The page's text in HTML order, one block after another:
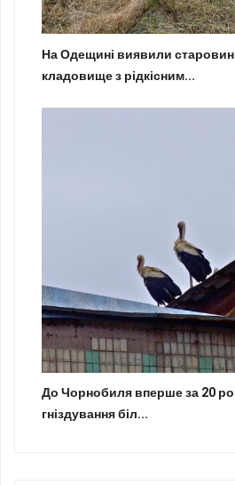
На Одещині виявили
кладовище з рідкісним...
До Чорнобиля вперше за 20
гніздування біл...